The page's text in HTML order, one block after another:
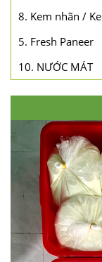
8. Kem nhãn /
5. Fresh Paneer
10. NƯỚC MÁT